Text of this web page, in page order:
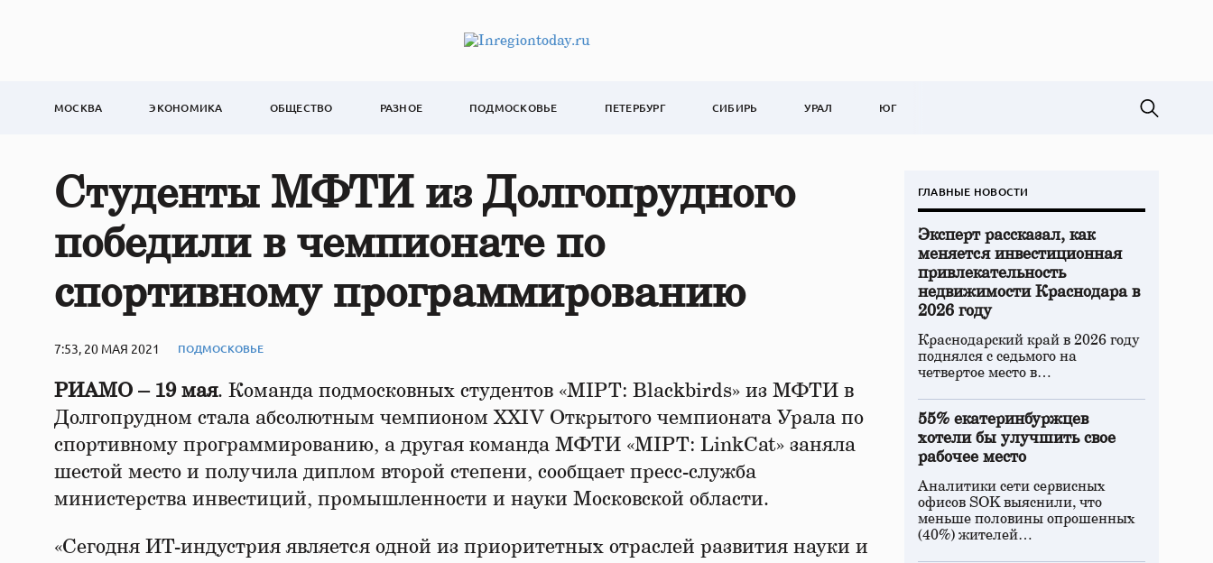
МОСКВА ЭКОНОМИКА ОБЩЕСТВО РАЗНОЕ ПОДМОСКОВЬЕ ПЕТЕРБУРГ СИБИРЬ УРАЛ ЮГ
Студенты МФТИ из Долгопрудного
победили в чемпионате по
спортивному программированию
7:53, 20 МАЯ 2021 ПОДМОСКОВЬЕ
РИАМО – 19 мая. Команда подмосковных студентов «MIPT: Blackbirds» из МФТИ в
Долгопрудном стала абсолютным чемпионом XXIV Открытого чемпионата Урала по
спортивному программированию, а другая команда МФТИ «MIPT: LinkCat» заняла
шестой место и получила диплом второй степени, сообщает пресс-служба
министерства инвестиций, промышленности и науки Московской области.
«Сегодня ИТ-индустрия является одной из приоритетных отраслей развития науки и
ГЛАВНЫЕ НОВОСТИ
Эксперт рассказал, как
меняется инвестиционная
привлекательность
недвижимости Краснодара в
2026 году
Краснодарский край в 2026 году
поднялся с седьмого на
четвертое место в…
55% екатеринбуржцев
хотели бы улучшить свое
рабочее место
Аналитики сети сервисных
офисов SOK выяснили, что
меньше половины опрошенных
(40%) жителей…